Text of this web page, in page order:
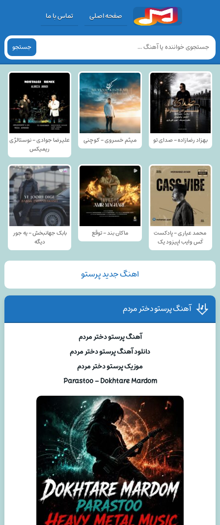
صفحه اصلی تماس با ما
جستجو
بهزاد رضازاده - صدای تو میثم خسروی - کوچنی
علیرضا جوادی - نوستالژی
ریمیکس
محمد عیاری - پادکست
کَس وایب اپیزود یک
ماکان بند - توقع
بابک جهانبخش - یه جور
دیگه
اهنگ جدید پرستو
آهنگ پرستو دختر مردم
آهنگ پرستو دختر مردم
دانلود آهنگ پرستو دختر مردم
موزیک پرستو دختر مردم
Parastoo – Dokhtare Mardom